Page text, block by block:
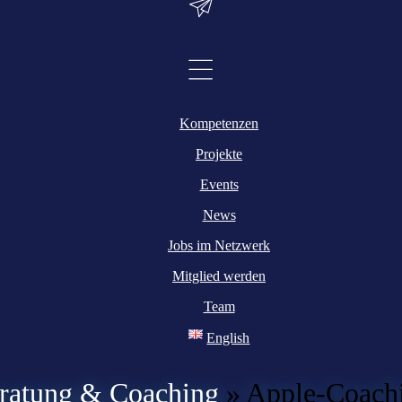
Kompetenzen
Projekte
Events
News
Jobs im Netzwerk
Mitglied werden
Team
English
& Coaching » Apple-